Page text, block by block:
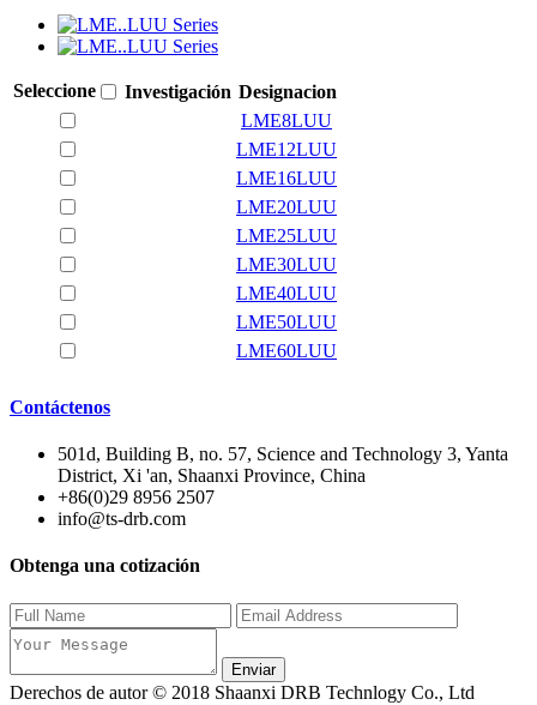
Seleccione Investigación Designacion
LME8LUU
LME12LUU
LME16LUU
LME20LUU
LME25LUU
LME30LUU
LME40LUU
LME50LUU
LME60LUU
Contáctenos
501d, Building B, no. 57, Science and Technology 3, Yanta
District, Xi 'an, Shaanxi Province, China
+86(0)29 8956 2507
info@ts-drb.com
Obtenga una cotización
Enviar
Derechos de autor © 2018 Shaanxi DRB Technlogy Co., Ltd